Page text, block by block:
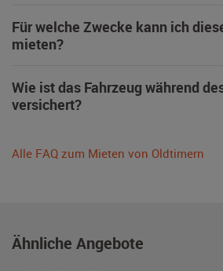
Für welche Zwecke kann ich
mieten?
Wie ist das Fahrzeug während
versichert?
Alle FAQ zum Mieten von Oldtimern
Ähnliche Angebote